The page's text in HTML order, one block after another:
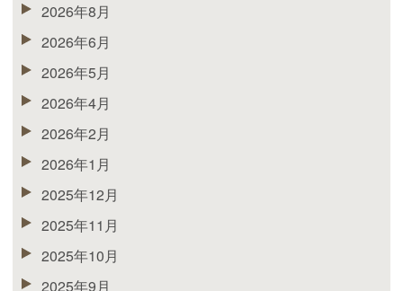
2026年8月
2026年6月
2026年5月
2026年4月
2026年2月
2026年1月
2025年12月
2025年11月
2025年10月
2025年9月